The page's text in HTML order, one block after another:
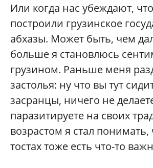
Или когда нас убеждают,
построили грузинское
абхазы. Может быть, чем
больше я становлюсь
грузином. Раньше меня
застолья: ну что вы тут
засранцы, ничего не
паразитируете на своих
возрастом я стал понимать,
тостах тоже есть что-то